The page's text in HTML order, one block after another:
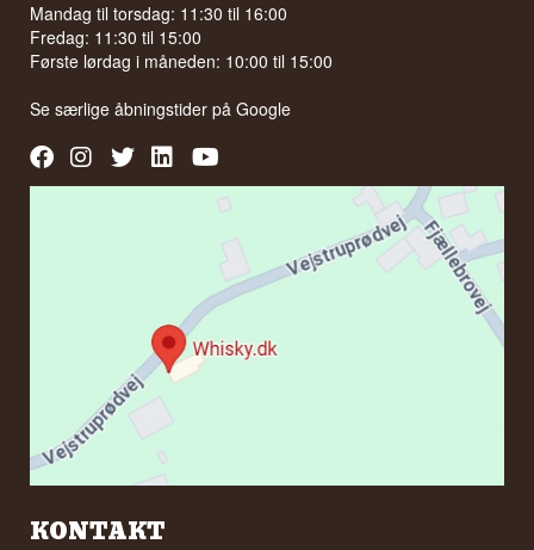
Mandag til torsdag: 11:30 til 16:00
Fredag: 11:30 til 15:00
Første lørdag i måneden: 10:00 til 15:00
Se særlige åbningstider påGoogle
KONTAKT